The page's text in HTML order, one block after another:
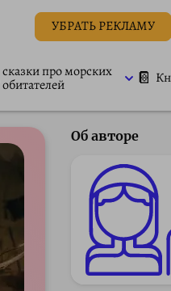
УБРАТЬ РЕКЛАМУ
сказки про морских
обитателей 📔
Об авторе